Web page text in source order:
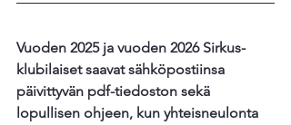
Vuoden 2025 ja vuoden 2026 Sirkus-
klubilaiset saavat sähköpostiinsa
päivittyvän pdf-tiedoston sekä
lopullisen ohjeen, kun yhteisneulonta